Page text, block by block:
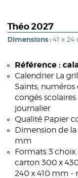
Théo 2027
Dimensions : 41 x 24
Référence :
Calendrier La
Saints, numéros
congés
journalier
Qualité Papier
Dimension de
mm
Formats 3 choix
carton 300 x
240 x 410 mm -